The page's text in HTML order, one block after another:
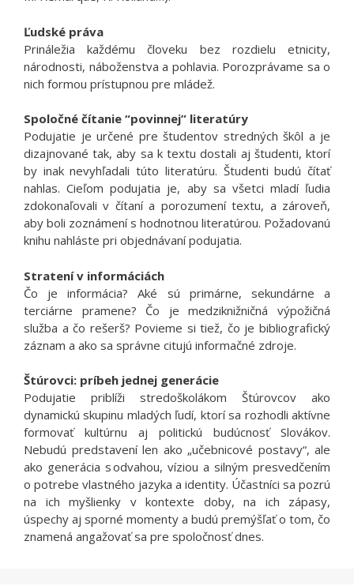
Ľudské práva
Prináležia každému človeku bez rozdielu etnicity,
národnosti, náboženstva a pohlavia. Porozprávame sa o
nich formou prístupnou pre mládež.
Spoločné čítanie “povinnej” literatúry
Podujatie je určené pre študentov stredných škôl a je
dizajnované tak, aby sa k textu dostali aj študenti, ktorí
by inak nevyhľadali túto literatúru. Študenti budú čítať
nahlas. Cieľom podujatia je, aby sa všetci mladí ľudia
zdokonaľovali v čítaní a porozumení textu, a zároveň,
aby boli zoznámení s hodnotnou literatúrou. Požadovanú
knihu nahláste pri objednávaní podujatia.
Stratení v informáciách
Čo je informácia? Aké sú primárne, sekundárne a
terciárne pramene? Čo je medziknižničná výpožičná
služba a čo rešerš? Povieme si tiež, čo je bibliografický
záznam a ako sa správne citujú informačné zdroje.
Štúrovci: príbeh jednej generácie
Podujatie priblíži stredoškolákom Štúrovcov ako
dynamickú skupinu mladých ľudí, ktorí sa rozhodli aktívne
formovať kultúrnu aj politickú budúcnosť Slovákov.
Nebudú predstavení len ako „učebnicové postavy“, ale
ako generácia s odvahou, víziou a silným presvedčením
o potrebe vlastného jazyka a identity. Účastníci sa pozrú
na ich myšlienky v kontexte doby, na ich zápasy,
úspechy aj sporné momenty a budú premýšľať o tom, čo
znamená angažovať sa pre spoločnosť dnes.